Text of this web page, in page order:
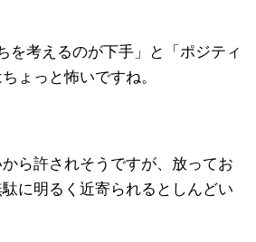
を考えるのが下手」と「ポジティ
ょっと怖いですね。
ら許されそうですが、放ってお
に明るく近寄られるとしんどい